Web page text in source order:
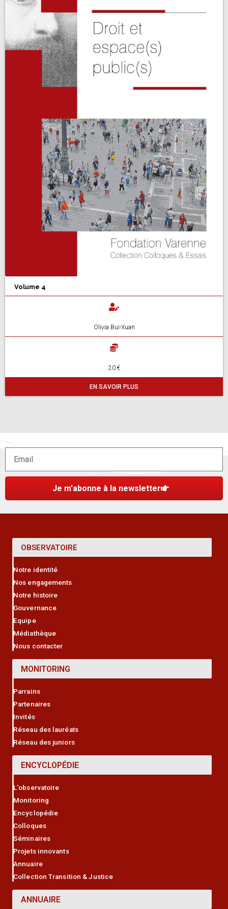
Volume 4
Olivia Bui-Xuan
20 €
EN SAVOIR PLUS
Je m'abonne à la newsletter
OBSERVATOIRE
Notre identité
Nos engagements
Notre histoire
Gouvernance
Equipe
Médiathèque
Nous contacter
MONITORING
Parrains
Partenaires
Invités
Réseau des lauréats
Réseau des juniors
ENCYCLOPÉDIE
L'observatoire
Monitoring
Encyclopédie
Colloques
Séminaires
Projets innovants
Annuaire
Collection Transition & Justice
ANNUAIRE